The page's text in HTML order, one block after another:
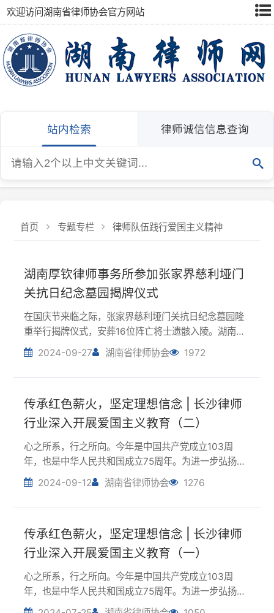
欢迎访问湖南省律师协会官方网站
关抗日纪念墓园揭牌仪式
在国庆节来临之际，张家界慈利垭门关抗日纪念墓园隆
重举行揭牌仪式，安葬16位阵亡将士遗骸入陵。湖南厚
钦律师事务所参加本次爱国主义活动。垭门关抗日纪念
墓园落成揭牌仪式上，湖南省政协原副主席、民革湖南
2024-09-27 湖南省律师协会 1972
心之所系，行之所向。今年是中国共产党成立103周
年，也是中华人民共和国成立75周年。为进一步弘扬律
豪感，长沙市律师行业广泛开展爱国主义系列活动，引
导广大律师牢记初心使命，用担当诠释初心，用实干...
2024-09-12 湖南省律师协会 1276
传承红色薪火，坚定理想信念 | 长沙律师
心之所系，行之所向。今年是中国共产党成立103周
年，也是中华人民共和国成立75周年。为进一步弘扬律
师行业正能量，增强律师队伍的爱国主义情怀和民族自
导广大律师牢记初心使命，用担当诠释初心，用实干...
2024-07-25 湖南省律师协会 1050